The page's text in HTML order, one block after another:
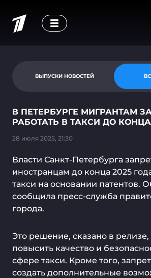
ВЫПУСКИ НОВОСТЕЙ
В ПЕТЕРБУРГЕ МИГРАНТАМ
РАБОТАТЬ В ТАКСИ ДО КОНЦА
28 июля 2025, 21:30
Власти Санкт-Петербурга
иностранцам до конца 2025
такси на основании патентов.
сообщила пресс-служба
города.
Это решение, сказано в
повысить качество и
сфере такси. Кроме того,
создать дополнительные